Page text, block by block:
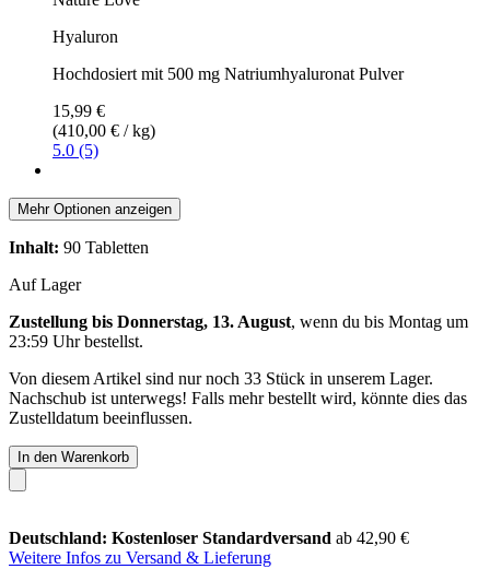
Hyaluron
Hochdosiert mit 500 mg Natriumhyaluronat Pulver
15,99 €
(410,00 € / kg)
5.0 (5)
Mehr Optionen anzeigen
Inhalt: 90 Tabletten
Auf Lager
Zustellung bis Donnerstag, 13. August, wenn du bis Montag um
23:59 Uhrbestellst.
Von diesem Artikel sind nur noch 33 Stück in unserem Lager.
Nachschub ist unterwegs! Falls mehr bestellt wird, könnte dies das
Zustelldatum beeinflussen.
In den Warenkorb
Deutschland: Kostenloser Standardversand ab 42,90 €
Weitere Infos zu Versand & Lieferung